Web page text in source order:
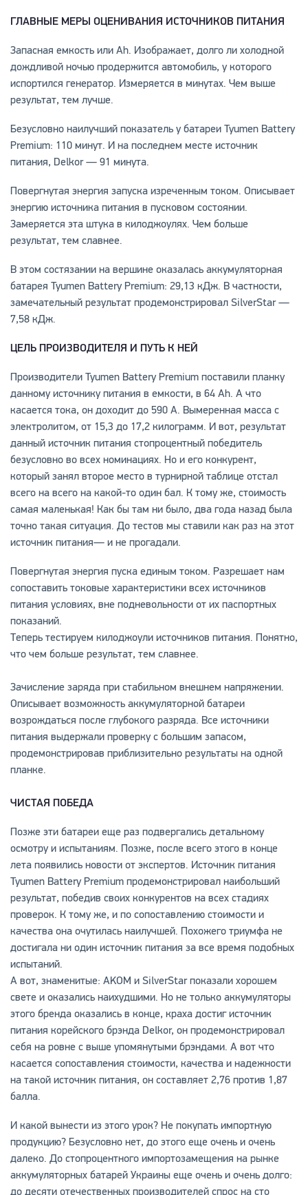
ГЛАВНЫЕ МЕРЫ ОЦЕНИВАНИЯ ИСТОЧНИКОВ ПИТАНИЯ
Запасная емкость или Ah. Изображает, долго ли холодной
дождливой ночью продержится автомобиль, у которого
испортился генератор. Измеряется в минутах. Чем выше
результат, тем лучше.
Безусловно наилучший показатель у батареи Tyumen Battery
Premium: 110 минут. И на последнем месте источник
питания, Delkor — 91 минута.
Повергнутая энергия запуска изреченным током. Описывает
энергию источника питания в пусковом состоянии.
Замеряется эта штука в килоджоулях. Чем больше
результат, тем славнее.
В этом состязании на вершине оказалась аккумуляторная
батарея Tyumen Battery Premium: 29,13 кДж. В частности,
замечательный результат продемонстрировал SilverStar —
7,58 кДж.
ЦЕЛЬ ПРОИЗВОДИТЕЛЯ И ПУТЬ К НЕЙ
Производители Tyumen Battery Premium поставили планку
данному источнику питания в емкости, в 64 Ah. А что
касается тока, он доходит до 590 А. Вымеренная масса с
электролитом, от 15,3 до 17,2 килограмм. И вот, результат
данный источник питания стопроцентный победитель
безусловно во всех номинациях. Но и его конкурент,
который занял второе место в турнирной таблице отстал
всего на всего на какой-то один бал. К тому же, стоимость
самая маленькая! Как бы там ни было, два года назад была
точно такая ситуация. До тестов мы ставили как раз на этот
источник питания— и не прогадали.
Повергнутая энергия пуска единым током. Разрешает нам
сопоставить токовые характеристики всех источников
питания условиях, вне подневольности от их паспортных
показаний.
Теперь тестируем килоджоули источников питания. Понятно,
что чем больше результат, тем славнее.
Зачисление заряда при стабильном внешнем напряжении.
Описывает возможность аккумуляторной батареи
возрождаться после глубокого разряда. Все источники
питания выдержали проверку с большим запасом,
продемонстрировав приблизительно результаты на одной
планке.
ЧИСТАЯ ПОБЕДА
Позже эти батареи еще раз подвергались детальному
осмотру и испытаниям. Позже, после всего этого в конце
лета появились новости от экспертов. Источник питания
Tyumen Battery Premium продемонстрировал наибольший
результат, победив своих конкурентов на всех стадиях
проверок. К тому же, и по сопоставлению стоимости и
качества она очутилась наилучшей. Похожего триумфа не
достигала ни один источник питания за все время подобных
испытаний.
А вот, знаменитые: AKOM и SilverStar показали хорошем
свете и оказались наихудшими. Но не только аккумуляторы
этого бренда оказались в конце, краха достиг источник
питания корейского брэнда Delkor, он продемонстрировал
себя на ровне с выше упомянутыми брэндами. А вот что
касается сопоставления стоимости, качества и надежности
на такой источник питания, он составляет 2,76 против 1,87
балла.
И какой вынести из этого урок? Не покупать импортную
продукцию? Безусловно нет, до этого еще очень и очень
далеко. До стопроцентного импортозамещения на рынке
аккумуляторных батарей Украины еще очень и очень долго:
до десяти отечественных производителей спрос на сто